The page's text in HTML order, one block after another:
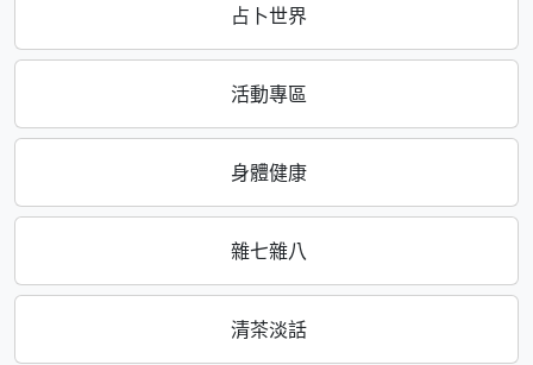
占卜世界
活動專區
身體健康
雜七雜八
清茶淡話